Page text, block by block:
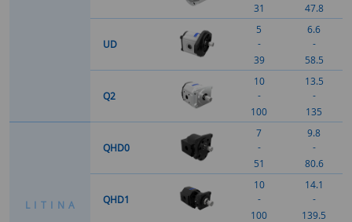
31
47.8
UD
5
-
39
6.6
-
58.5
Q2
10
-
100
13.5
-
135
L I T I N A
QHD0
7
-
51
9.8
-
80.6
QHD1
10
-
100
14.1
-
139.5